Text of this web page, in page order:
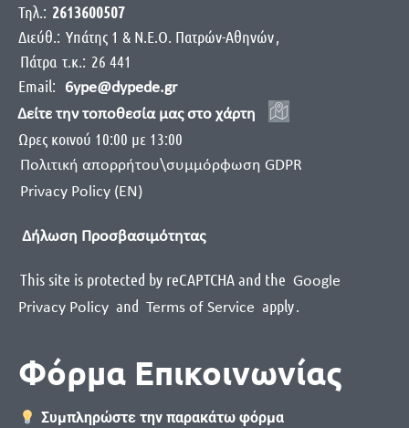
Τηλ.: 2613600507
Διεύθ.: Yπάτης 1 & Ν.Ε.Ο. Πατρών-Αθηνών,
Πάτρα τ.κ.: 26 441
Email:
6ype@dypede.gr
Δείτε την τοποθεσία μας στο χάρτη
Ωρες κοινού 10:00 με 13:00
Πολιτική απορρήτου\συμμόρφωση GDPR
Privacy Policy (EN)
Δήλωση Προσβασιμότητας
This site is protected by reCAPTCHA and the Google
Privacy Policy and Terms of Service apply.
Φόρμα Επικοινωνίας
Συμπληρώστε την παρακάτω φόρμα